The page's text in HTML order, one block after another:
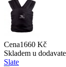
Cena1660 Kč
Skladem u
Slate